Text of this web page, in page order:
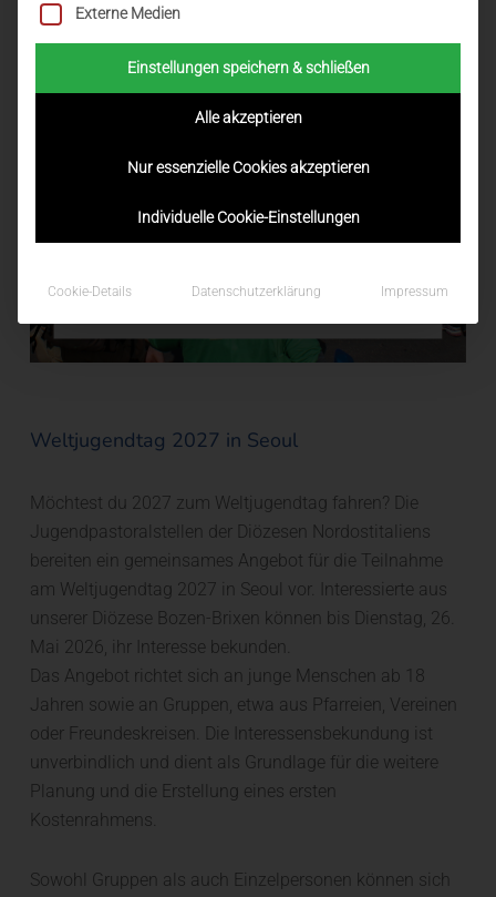
Weltjugendtag 2027 in Seoul
Möchtest du 2027 zum Weltjugendtag fahren? Die
Jugendpastoralstellen der Diözesen Nordostitaliens
bereiten ein gemeinsames Angebot für die Teilnahme
am Weltjugendtag 2027 in Seoul vor. Interessierte aus
unserer Diözese Bozen-Brixen können bis Dienstag, 26.
Mai 2026, ihr Interesse bekunden.
Das Angebot richtet sich an junge Menschen ab 18
Jahren sowie an Gruppen, etwa aus Pfarreien, Vereinen
oder Freundeskreisen. Die Interessensbekundung ist
unverbindlich und dient als Grundlage für die weitere
Planung und die Erstellung eines ersten
Kostenrahmens.
Sowohl Gruppen als auch Einzelpersonen können sich
Externe Medien
Einstellungen speichern & schließen
Alle akzeptieren
Nur essenzielle Cookies akzeptieren
Individuelle Cookie-Einstellungen
Cookie-Details Datenschutzerklärung Impressum